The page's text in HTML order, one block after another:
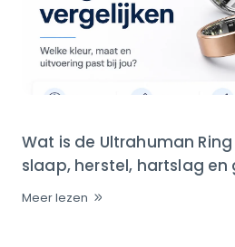
Wat is de Ultrahuman Ring
slaap, herstel, hartslag en
Meer lezen